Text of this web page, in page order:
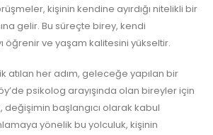
kişinin kendine ayırdığı nitelikli bir
gelir. Bu süreçte birey, kendi
öğrenir ve yaşam kalitesini yükseltir.
atılan her adım, geleceğe yapılan bir
psikolog arayışında olan bireyler için
başlangıcı olarak kabul
yönelik bu yolculuk, kişinin